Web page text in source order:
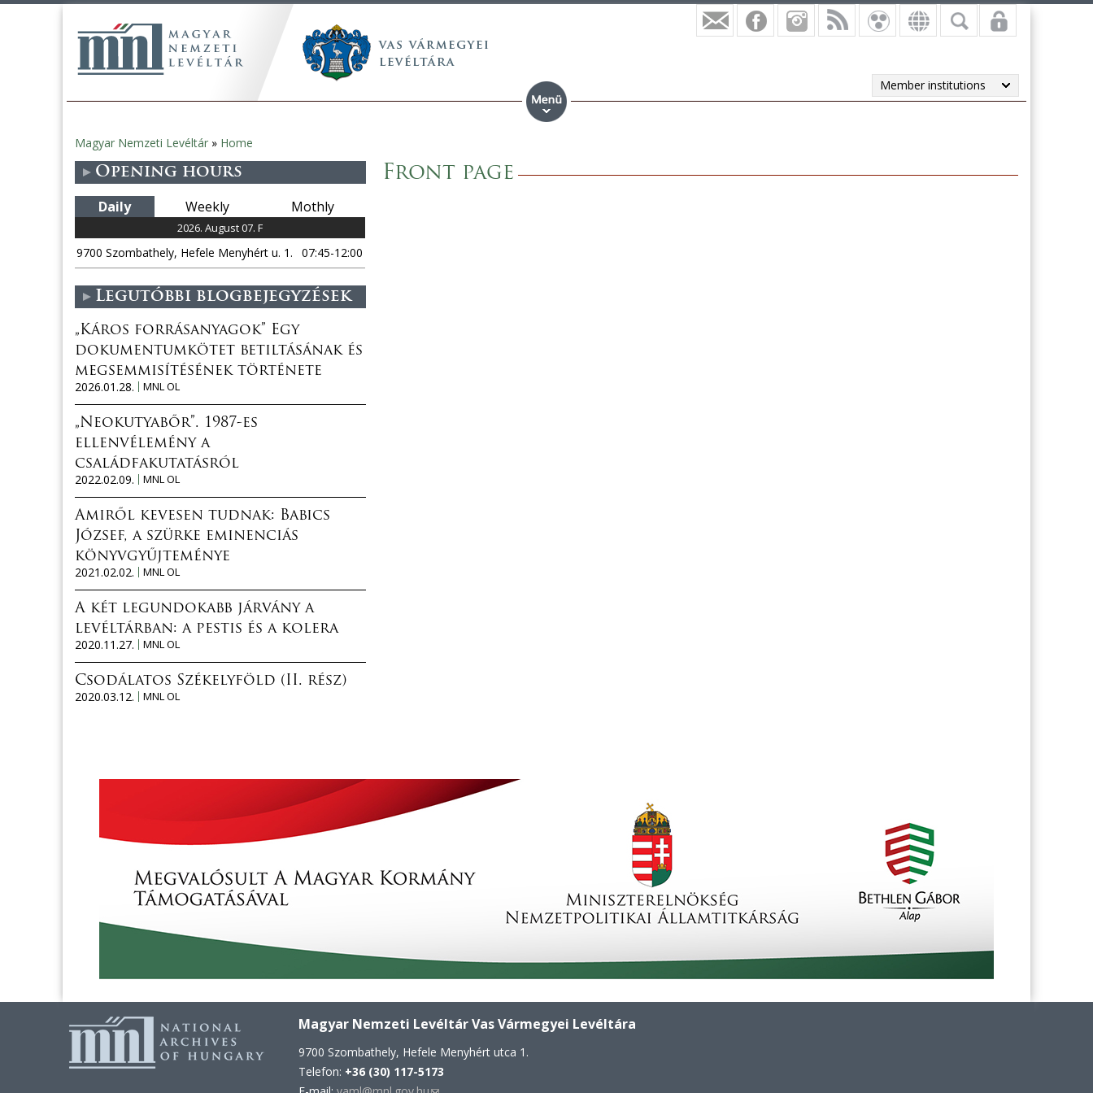
Member institutions
You
are
here
Magyar Nemzeti Levéltár » Home
Front page
Opening hours
Daily Weekly Mothly
2026. August 07. F
9700 Szombathely, Hefele Menyhért u. 1. 07:45-12:00
Legutóbbi blogbejegyzések
„Káros forrásanyagok” Egy
dokumentumkötet betiltásának és
megsemmisítésének története
2026.01.28.
MNL OL
„Neokutyabőr”. 1987-es
ellenvélemény a
családfakutatásról
2022.02.09.
MNL OL
Amiről kevesen tudnak: Babics
József, a szürke eminenciás
könyvgyűjteménye
2021.02.02.
MNL OL
A két legundokabb járvány a
levéltárban: a pestis és a kolera
2020.11.27.
MNL OL
Csodálatos Székelyföld (II. rész)
2020.03.12.
MNL OL
Magyar Nemzeti Levéltár Vas Vármegyei Levéltára
9700 Szombathely, Hefele Menyhért utca 1.
Telefon: +36 (30) 117-5173